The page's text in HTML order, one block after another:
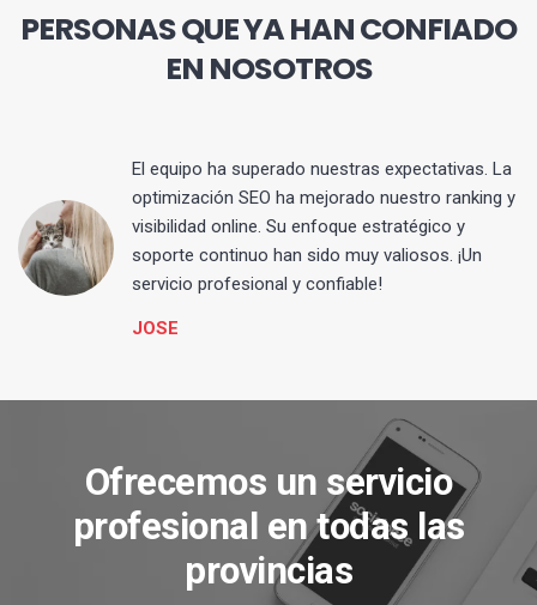
PERSONAS QUE YA HAN CONFIADO
EN NOSOTROS
El equipo ha superado nuestras expectativas. La
optimización SEO ha mejorado nuestro ranking y
visibilidad online. Su enfoque estratégico y
soporte continuo han sido muy valiosos. ¡Un
servicio profesional y confiable!
JOSE
Ofrecemos un servicio
profesional en todas las
provincias